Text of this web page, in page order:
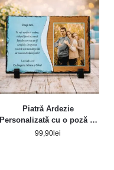
Piatră Ardezie
Personalizată cu o poză și
mesaj pentru Tata
99,90 lei